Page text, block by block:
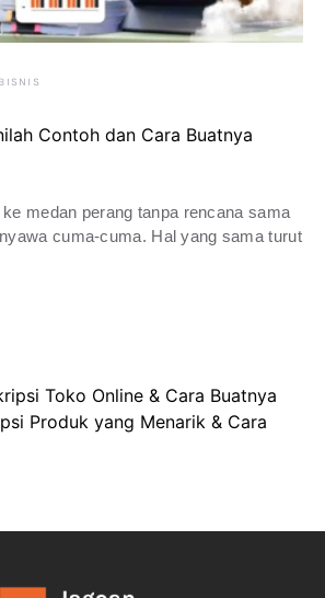
Contoh dan Cara Buatnya
medan perang tanpa rencana sama
cuma-cuma. Hal yang sama turut
Toko Online & Cara Buatnya
Produk yang Menarik & Cara